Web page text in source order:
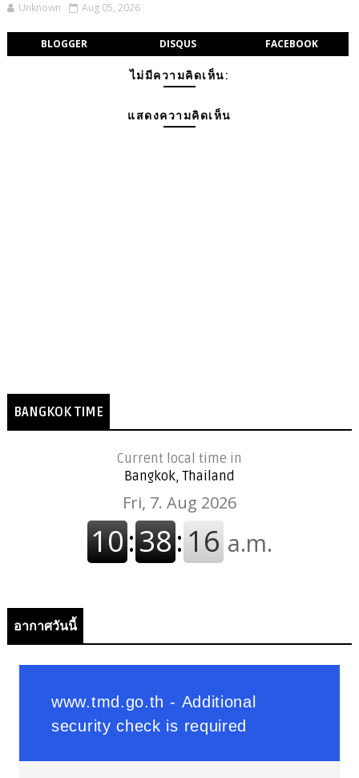
Unknown Aug 05, 2026
BLOGGER DISQUS FACEBOOK
ไม่มีความคิดเห็น:
แสดงความคิดเห็น
BANGKOK TIME
Current local time in
Bangkok, Thailand
อากาศวันนี้